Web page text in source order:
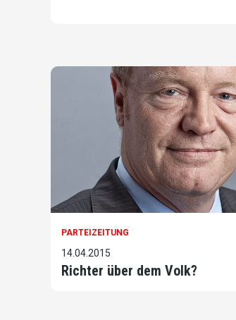
PARTEIZEITUNG
14.04.2015
Richter über dem Volk?